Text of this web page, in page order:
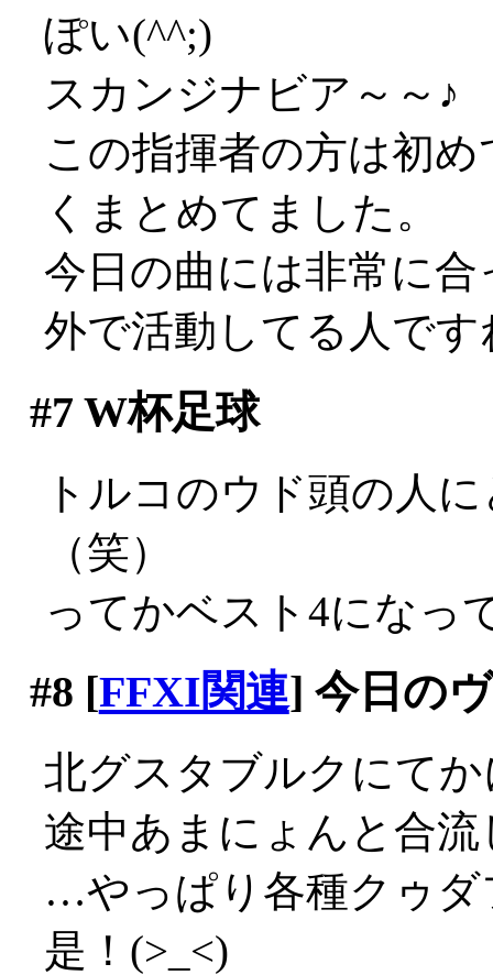
ぽい(^^;)
スカンジナビア～～♪
この指揮者の方は初
くまとめてました。
今日の曲には非常に
外で活動してる人です
#7 W杯足球
トルコのウド頭の人
（笑）
ってかベスト4になっ
#8 [FFXI関連] 今日の
北グスタブルクにて
途中あまにょんと合
…やっぱり各種クゥダ
是！(>_<)